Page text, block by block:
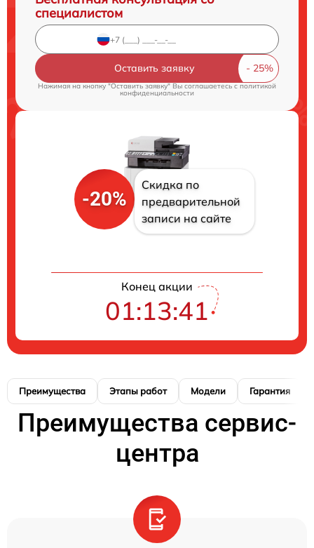
специалистом
Оставить заявку
Нажимая на кнопку "Оставить заявку" Вы соглашаетесь cполитикой
конфиденциальности
-20%
Скидка по
предварительной
записи на сайте
Конец акции
01:13:40
Преимущества Этапы работ Модели Гарантия
Преимущества сервис-
центра